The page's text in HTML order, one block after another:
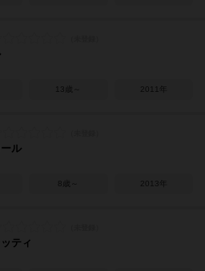
13歳～ 2011年
ル
8歳～ 2013年
ティ